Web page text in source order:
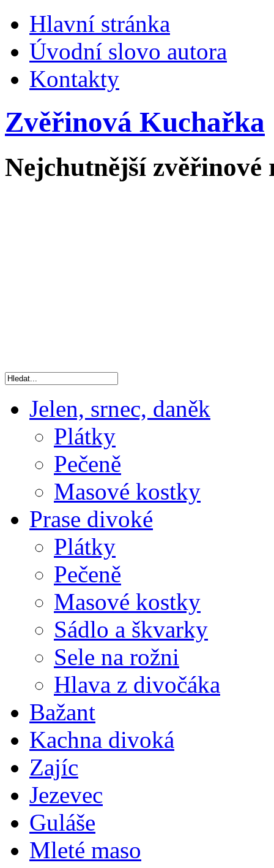
Hlavní stránka
Úvodní slovo autora
Kontakty
Zvěřinová Kuchařka
Nejchutnější zvěřinové
Jelen, srnec, daněk
Plátky
Pečeně
Masové kostky
Prase divoké
Plátky
Pečeně
Masové kostky
Sádlo a škvarky
Sele na rožni
Hlava z divočáka
Bažant
Kachna divoká
Zajíc
Jezevec
Guláše
Mleté maso